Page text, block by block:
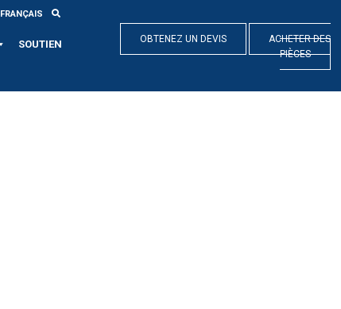
FRANÇAIS
SOUTIEN OBTENEZ UN DEVIS
ACHETER DES
PIÈCES